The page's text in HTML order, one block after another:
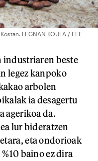
LEGNAN KOULA / EFE
industriaren beste
legez kanpoko
arbolen
ia desagertu
agerikoa da.
lur bideratzen
eta ondorioak
baino ez dira